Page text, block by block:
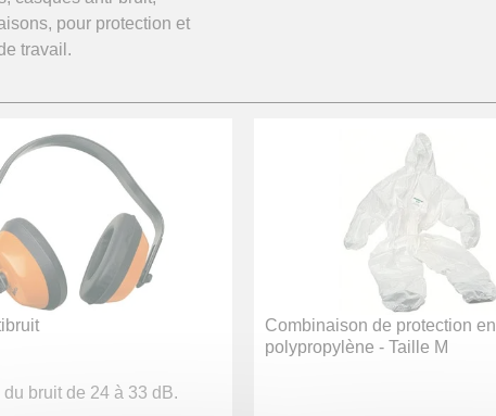
pour protection et
travail.
bruit de 24 à 33 dB.
Combinaison de protection en
polypropylène - Taille M